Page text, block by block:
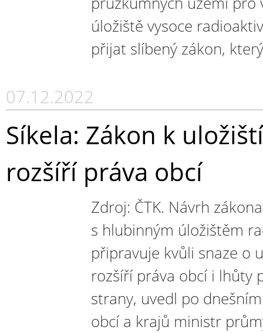
úložiště vysoce
přijat slíbený zákon,
07.12.2022
Síkela: Zákon k
rozšíří práva obcí
Zdroj: ČTK. Návrh
s hlubinným úložištěm
připravuje kvůli snaze o
rozšíří práva obcí i lhůty
strany, uvedl po
obcí a krajů ministr